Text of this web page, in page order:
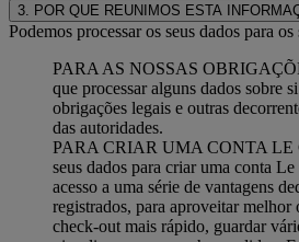
3. POR QUE REUNIMOS ESTA
Podemos processar os seus dados para
PARA AS NOSSAS
que processar alguns dados sobre
obrigações legais e outras
das autoridades.
PARA CRIAR UMA CONTA LE
seus dados para criar uma conta
acesso a uma série de vantagens
registrados, para aproveitar melhor
check-out mais rápido, guardar